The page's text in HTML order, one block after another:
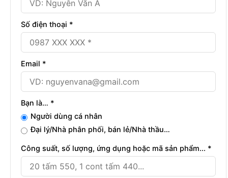
Số điện thoại *
Email *
Bạn là… *
Người dùng cá nhân
Đại lý/Nhà phân phối, bán lẻ/Nhà thầu…
Công suất, số lượng, ứng dụng hoặc mã sản phẩm... *